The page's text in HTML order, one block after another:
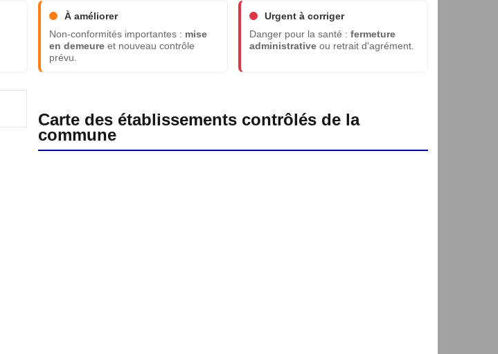
À améliorer
Non-conformités importantes : mise
en demeureet nouveau contrôle
prévu.
Urgent à corriger
Danger pour la santé : fermeture
administrativeou retrait d'agrément.
Carte des établissements contrôlés de la
commune